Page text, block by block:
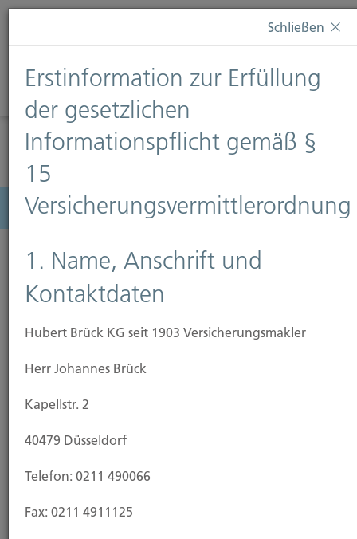
Diese Webseite verwendet Cookies. Wenn Sie weiterhin
Informationen finden Sie auf unserer SeiteDatenschutz
Diese Nachricht nicht erneut anzeigen
Menü
Leistungen
Schließen
Erstinformation zur Erfüllung
der gesetzlichen
Informationspflicht gemäß §
15
Versicherungsvermittlerordnung
1. Name, Anschrift und
Kontaktdaten
Hubert Brück KG seit 1903 Versicherungsmakler
Herr Johannes Brück
Kapellstr. 2
40479 Düsseldorf
Telefon: 0211 490066
Fax: 0211 4911125